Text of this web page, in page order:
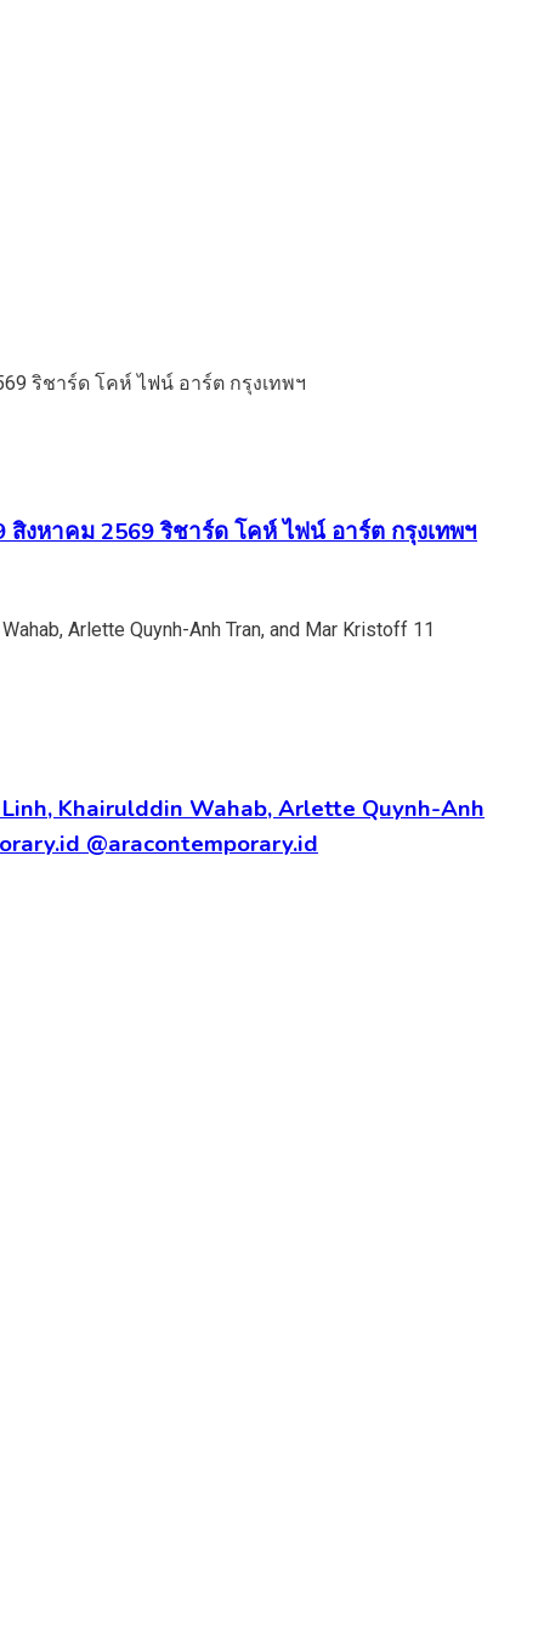
งหาคม 2569 ริชาร์ด โคห์ ไฟน์ อาร์ต กรุงเทพฯ
Khairulddin Wahab, Arlette Quynh-Anh
@aracontemporary.id